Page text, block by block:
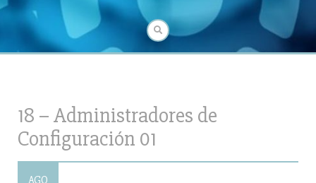
18 – Administradores de
Configuración 01
AGO